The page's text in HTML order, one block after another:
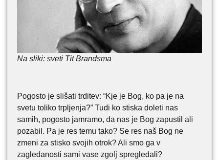
Na sliki: sveti Tit Brandsma
Pogosto je slišati trditev: “Kje je Bog, ko pa je na
svetu toliko trpljenja?” Tudi ko stiska doleti nas
samih, pogosto jamramo, da nas je Bog zapustil ali
pozabil. Pa je res temu tako? Se res naš Bog ne
zmeni za stisko svojih otrok? Ali smo ga v
zagledanosti sami vase zgolj spregledali?